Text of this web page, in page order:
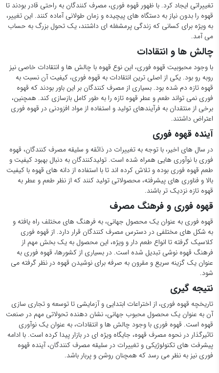
تغییراتی ایجاد کرد. با ظهور قهوه فوری، مصرف کنندگان به راحتی قادر بودند تا
قهوه را بدون نیاز به دستگاه های پیچیده و زمان طولانی آماده کنند. این تغییر،
به ویژه برای کسانی که زندگی پرمشغله ای داشتند، یک تحول بزرگ به حساب
می آمد.
چالش ها و انتقادات
با وجود محبوبیت قهوه فوری، این نوع قهوه با چالش ها و انتقادات خاصی نیز
روبه رو بود. یکی از اصلی ترین انتقادات به قهوه فوری، کیفیت آن نسبت به
قهوه تازه دم شده بود. بسیاری از مصرف کنندگان بر این باور بودند که قهوه
فوری نمی تواند طعم و عطر قهوه تازه را به طور کامل بازسازی کند. همچنین،
برخی از منتقدان به فرآیندهای تولید و استفاده از مواد افزودنی در قهوه فوری
اعتراض داشتند.
آینده قهوه فوری
در سال های اخیر، با توجه به تغییرات در ذائقه و سلیقه مصرف کنندگان، قهوه
فوری با نوآوری هایی همراه شده است. تولیدکنندگان به دنبال بهبود کیفیت و
طعم قهوه فوری بوده و تلاش کرده اند تا با استفاده از دانه های قهوه با کیفیت
بالا و فناوری های پیشرفته، محصولاتی تولید کنند که از نظر طعم و عطر به
قهوه تازه نزدیک تر باشند.
قهوه فوری و فرهنگ مصرف
قهوه فوری به عنوان یک محصول جهانی، به فرهنگ های مختلف راه یافته و
به شکل های مختلفی در دسترس مصرف کنندگان قرار دارد. از قهوه فوری
کلاسیک گرفته تا انواع طعم دار و ویژه، این محصول به یک بخش مهم از
فرهنگ قهوه نوشی تبدیل شده است. در بسیاری از کشورها، قهوه فوری به
عنوان یک گزینه سریع و مقرون به صرفه برای نوشیدن قهوه در نظر گرفته می
شود.
نتیجه گیری
تاریخچه قهوه فوری، از اختراعات ابتدایی و آزمایشی تا توسعه و تجاری سازی
آن به عنوان یک محصول محبوب جهانی، نشان دهنده تحولاتی مهم در صنعت
قهوه است. قهوه فوری با وجود چالش ها و انتقادات، به عنوان یک نوآوری
تاثیرگذار در نحوه مصرف قهوه، جایگاه ویژه ای در بازار پیدا کرده است. با ادامه
پیشرفت های تکنولوژیکی و تغییرات در سلیقه مصرف کنندگان، آینده قهوه
فوری نیز به نظر می رسد که همچنان روشن و پربار باشد.